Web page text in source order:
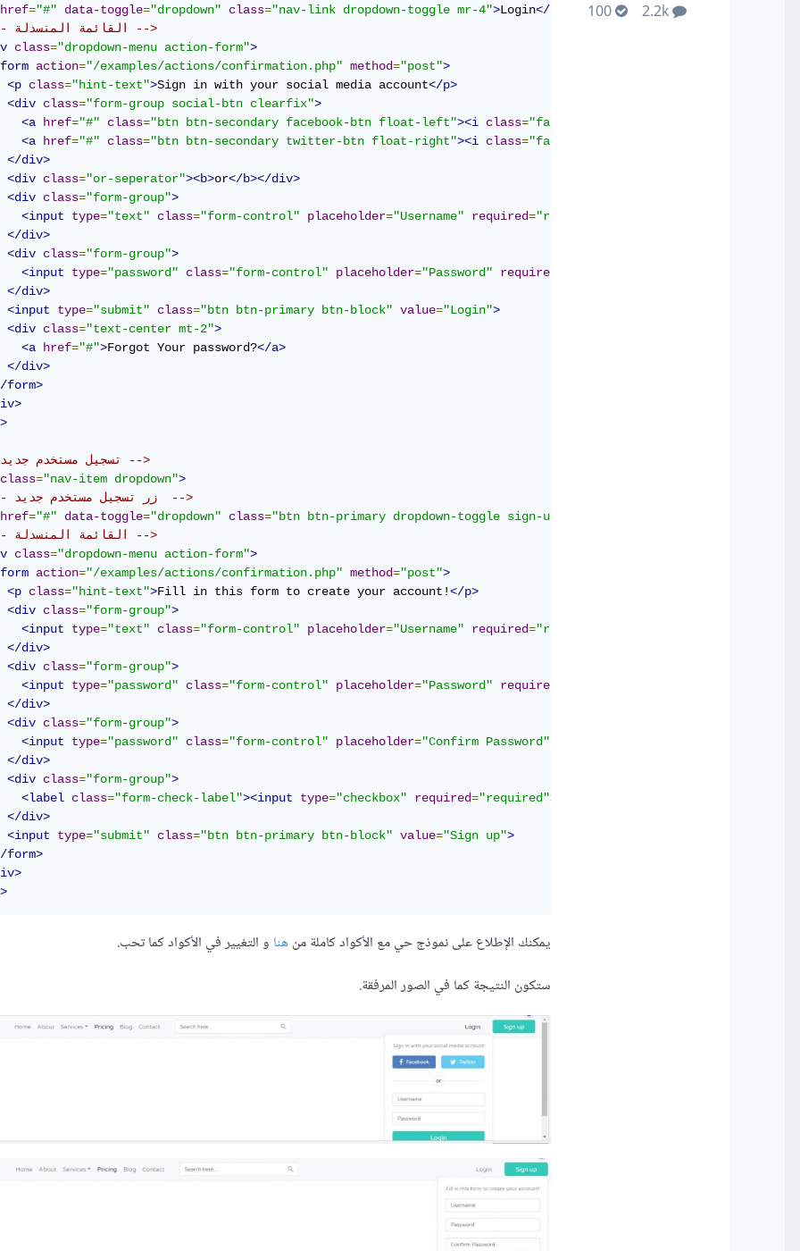
2.2k
100
href="#" data-toggle="dropdown" class="nav-link dropdown-toggle mr-4">Login</a>
<!-- القائمة المنسدلة -->
class="dropdown-menu action-form">
action="/examples/actions/confirmation.php" method="post">
<p class="hint-text">Sign in with your social media account</p>
<div class="form-group social-btn clearfix">
<a
href="#" class="btn btn-secondary facebook-btn float-left"><i class="fa fa-facebook"
<a
href="#" class="btn btn-secondary twitter-btn float-right"><i class="fa fa-twitter"
</div>
<div class="or-seperator"><b>or</b></div>
<div class="form-group">
<input
type="text" class="form-control" placeholder="Username" required="required"
</div>
<div class="form-group">
<input
type="password" class="form-control" placeholder="Password" required
</div>
<input
type="submit" class="btn btn-primary btn-block" value="Login">
<div class="text-center mt-2">
<a
href="#">Forgot Your password?</a>
</div>
form>
<!-- تسجيل مستخدم جديد -->
class="nav-item dropdown">
<!-- زر تسجيل مستخدم جديد  -->
href="#" data-toggle="dropdown" class="btn btn-primary dropdown-toggle sign-up-btn"
<!-- القائمة المنسدلة -->
class="dropdown-menu action-form">
action="/examples/actions/confirmation.php" method="post">
<p class="hint-text">Fill in this form to create your account!</p>
<div class="form-group">
<input
type="text" class="form-control" placeholder="Username" required="required"
</div>
<div class="form-group">
<input
type="password" class="form-control" placeholder="Password" required
</div>
<div class="form-group">
<input
type="password" class="form-control" placeholder="Confirm Password"
</div>
<div class="form-group">
<label class="form-check-label"><input type="checkbox" required="required">
</div>
<input
type="submit" class="btn btn-primary btn-block" value="Sign up">
form>
يمكنك الإطلاع على نموذج حي مع الأكواد كاملة منهنا و التغيير في الأكواد كما تحب.
ستكون النتيجة كما في الصور المرفقة.